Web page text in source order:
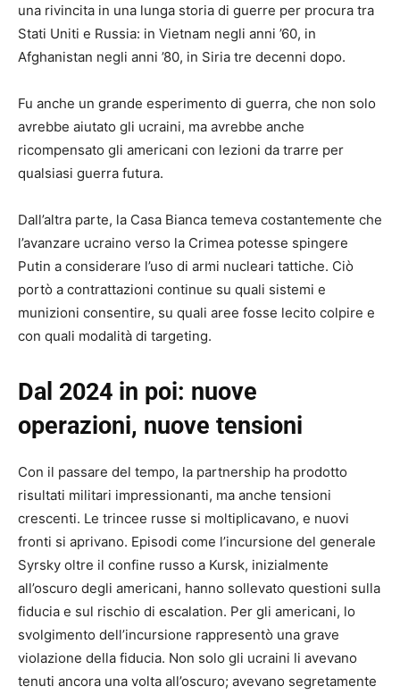
una rivincita in una lunga storia di guerre per procura tra
Stati Uniti e Russia: in Vietnam negli anni ’60, in
Afghanistan negli anni ’80, in Siria tre decenni dopo.
Fu anche un grande esperimento di guerra, che non solo
avrebbe aiutato gli ucraini, ma avrebbe anche
ricompensato gli americani con lezioni da trarre per
qualsiasi guerra futura.
Dall’altra parte, la Casa Bianca temeva costantemente che
l’avanzare ucraino verso la Crimea potesse spingere
Putin a considerare l’uso di armi nucleari tattiche. Ciò
portò a contrattazioni continue su quali sistemi e
munizioni consentire, su quali aree fosse lecito colpire e
con quali modalità di targeting.
Dal 2024 in poi: nuove
operazioni, nuove tensioni
Con il passare del tempo, la partnership ha prodotto
risultati militari impressionanti, ma anche tensioni
crescenti. Le trincee russe si moltiplicavano, e nuovi
fronti si aprivano. Episodi come l’incursione del generale
Syrsky oltre il confine russo a Kursk, inizialmente
all’oscuro degli americani, hanno sollevato questioni sulla
fiducia e sul rischio di escalation. Per gli americani, lo
svolgimento dell’incursione rappresentò una grave
violazione della fiducia. Non solo gli ucraini li avevano
tenuti ancora una volta all’oscuro; avevano segretamente